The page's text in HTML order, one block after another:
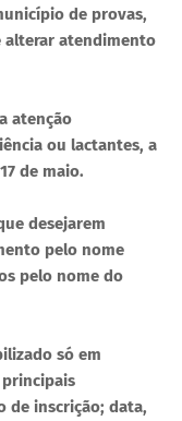
de provas,
alterar atendimento
atenção
ou lactantes, a
de maio.
desejarem
pelo nome
pelo nome do
só em
de inscrição; data,